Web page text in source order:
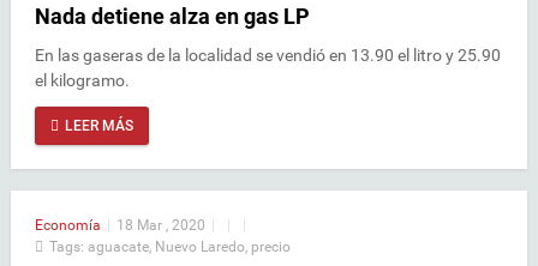
Nada detiene alza en gas LP
En las gaseras de la localidad se vendió en 13.90 el litro y 25.90
el kilogramo.
LEER MÁS
Economía | 18 Mar , 2020 | |
|
Tags: aguacate Nuevo Laredo precio